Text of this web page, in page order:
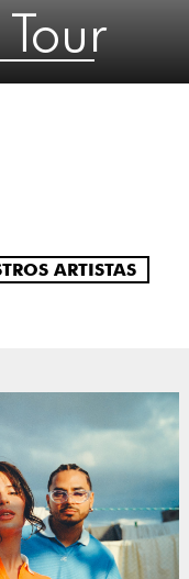
ARTISTAS